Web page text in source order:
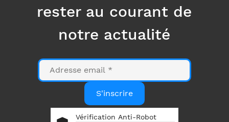
rester au courant de
notre actualité
S'inscrire
Vérification Anti-Robot